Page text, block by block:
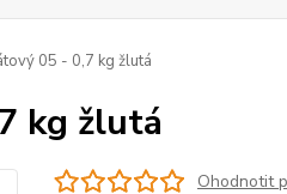
05 - 0,7 kg žlutá
kg žlutá
Ohodnotit